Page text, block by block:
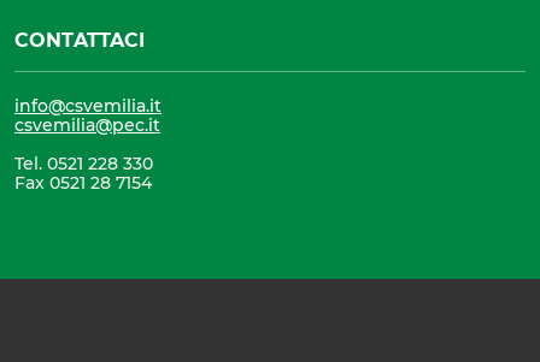
CONTATTACI
info@csvemilia.it
csvemilia@pec.it
Tel. 0521 228 330
Fax 0521 28 7154